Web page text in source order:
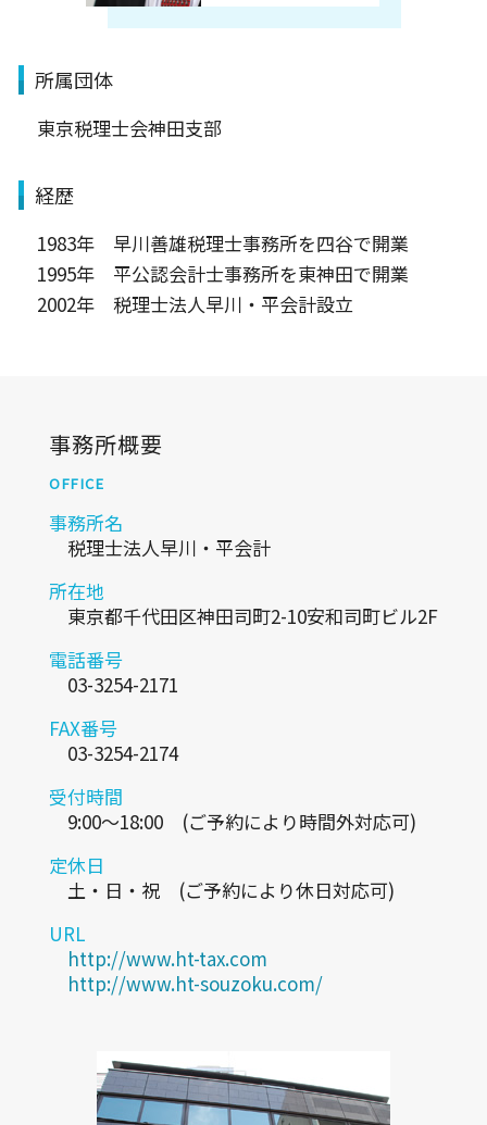
所属団体
東京税理士会神田支部
経歴
1983年 早川善雄税理士事務所を四谷で開業
1995年 平公認会計士事務所を東神田で開業
2002年 税理士法人早川・平会計設立
事務所概要
OFFICE
事務所名
税理士法人早川・平会計
所在地
東京都千代田区神田司町2-10安和司町ビル2F
電話番号
03-3254-2171
FAX番号
03-3254-2174
受付時間
9:00～18:00 (ご予約により時間外対応可)
定休日
土・日・祝 (ご予約により休日対応可)
URL
http://www.ht-tax.com
http://www.ht-souzoku.com/